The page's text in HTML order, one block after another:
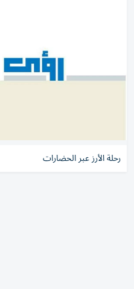
رحلة الأرز عبر الحضارات